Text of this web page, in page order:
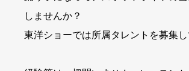
しませんか？
東洋ショーでは所属タレントを募集し